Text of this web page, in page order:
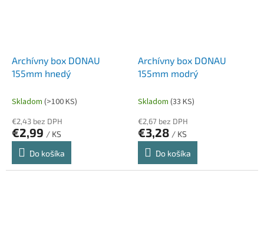
Archívny box DONAU
155mm hnedý
Skladom (>100 KS)
€2,43 bez DPH
€2,99 / KS
Do košíka
Archívny box DONAU
155mm modrý
Skladom (33 KS)
€2,67 bez DPH
€3,28 / KS
Do košíka